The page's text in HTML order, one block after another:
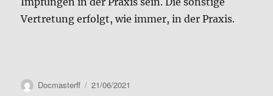
Vertretung erfolgt, wie immer, in der Praxis.
Autor
Docmasterff
Veröffentlicht
21/06/2021